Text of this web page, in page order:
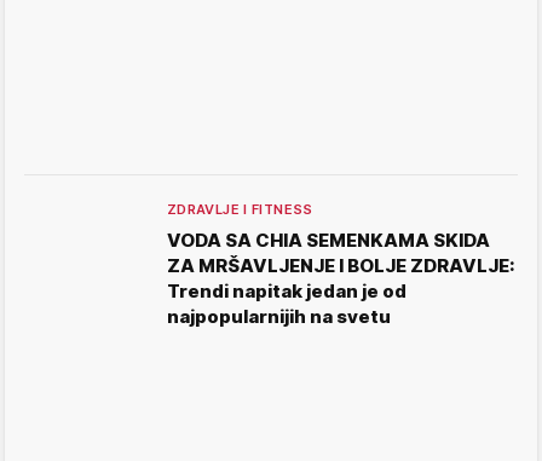
ZDRAVLJE I FITNESS
VODA SA CHIA SEMENKAMA SKIDA
ZA MRŠAVLJENJE I BOLJE ZDRAVLJE:
Trendi napitak jedan je od
najpopularnijih na svetu